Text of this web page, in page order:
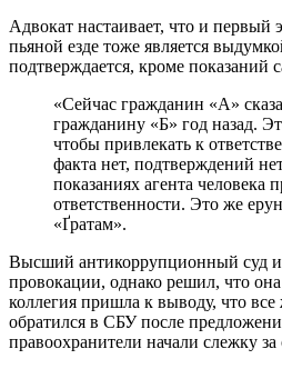
Адвокат настаивает, что и первый
пьяной езде тоже является
подтверждается, кроме показаний
«Сейчас гражданин «А»
гражданину «Б» год назад.
чтобы привлекать к
факта нет, подтверждений
показаниях агента человека
ответственности. Это же
«Ґратам».
Высший антикоррупционный суд
провокации, однако решил, что
коллегия пришла к выводу, что
обратился в СБУ после
правоохранители начали слежку за